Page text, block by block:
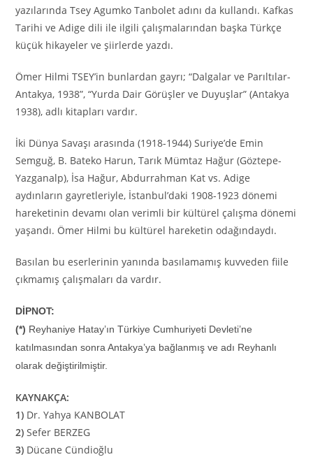
yazılarında Tsey Agumko Tanbolet adını da kullandı. Kafkas
Tarihi ve Adige dili ile ilgili çalışmalarından başka Türkçe
küçük hikayeler ve şiirlerde yazdı.
Ömer Hilmi TSEY’in bunlardan gayrı; “Dalgalar ve Parıltılar-
Antakya, 1938”, “Yurda Dair Görüşler ve Duyuşlar” (Antakya
1938), adlı kitapları vardır.
İki Dünya Savaşı arasında (1918-1944) Suriye’de Emin
Semguğ, B. Bateko Harun, Tarık Mümtaz Hağur (Göztepe-
Yazganalp), İsa Hağur, Abdurrahman Kat vs. Adige
aydınların gayretleriyle, İstanbul’daki 1908-1923 dönemi
hareketinin devamı olan verimli bir kültürel çalışma dönemi
yaşandı. Ömer Hilmi bu kültürel hareketin odağındaydı.
Basılan bu eserlerinin yanında basılamamış kuvveden fiile
çıkmamış çalışmaları da vardır.
DİPNOT:
(*) Reyhaniye Hatay’ın Türkiye Cumhuriyeti Devleti’ne
katılmasından sonra Antakya’ya bağlanmış ve adı Reyhanlı
olarak değiştirilmiştir.
KAYNAKÇA:
1) Dr. Yahya KANBOLAT
2)Sefer BERZEG
3) Dücane Cündioğlu